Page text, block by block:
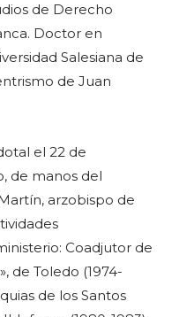
de Derecho
Doctor en
Salesiana de
de Juan
el 22 de
de manos del
arzobispo de
Coadjutor de
de Toledo (1974-
de los Santos